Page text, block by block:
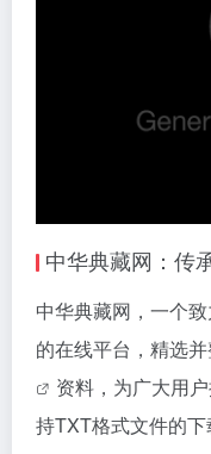
中华典藏网：传
中华典藏网，一个
的在线平台，精选
资料，为广大用
持TXT格式文件的下